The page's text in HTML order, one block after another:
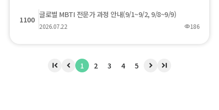
1100
글로벌 MBTI 전문가 과정 안내(9/1~9/2, 9/8~9/9)
2026.07.22 visibility186
first_page chevron_left 1 2 3 4 5 chevron_right last_page